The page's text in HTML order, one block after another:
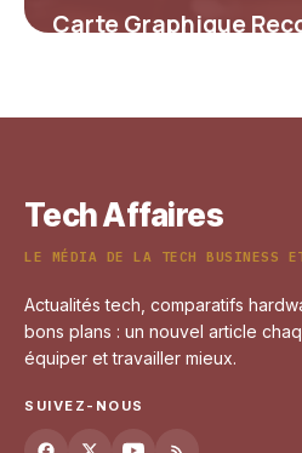
Carte Graphique
Tech Affaires
LE MÉDIA DE LA TECH BUSINESS
Actualités tech, comparatifs
bons plans : un nouvel article
équiper et travailler mieux.
SUIVEZ-NOUS